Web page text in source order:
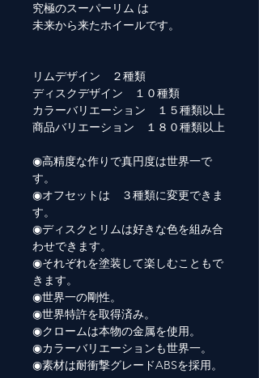
究極のスーパーリム は
未来から来たホイールです。
リムデザイン ２種類
ディスクデザイン １０種類
カラーバリエーション １５種類以上
商品バリエーション １８０種類以上
◉高精度な作りで真円度は世界一で
す。
◉オフセットは ３種類に変更できま
す。
◉ディスクとリムは好きな色を組み合
わせできます。
◉それぞれを塗装して楽しむこともで
きます。
◉世界一の剛性。
◉世界特許を取得済み。
◉クロームは本物の金属を使用。
◉カラーバリエーションも世界一。
◉素材は耐衝撃グレードABSを採用。